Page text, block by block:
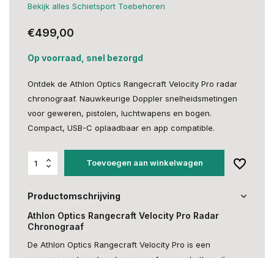
Bekijk alles Schietsport Toebehoren
€499,00
Op voorraad, snel bezorgd
Ontdek de Athlon Optics Rangecraft Velocity Pro radar
chronograaf. Nauwkeurige Doppler snelheidsmetingen
voor geweren, pistolen, luchtwapens en bogen.
Compact, USB-C oplaadbaar en app compatible.
Toevoegen aan winkelwagen
Productomschrijving
Athlon Optics Rangecraft Velocity Pro Radar
Chronograaf
De Athlon Optics Rangecraft Velocity Pro is een